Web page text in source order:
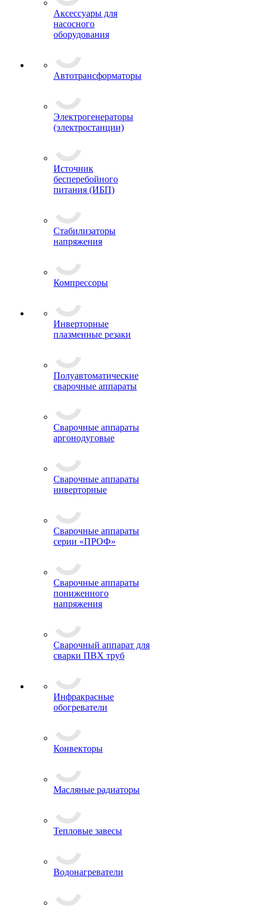
Аксессуары для
насосного
оборудования
Автотрансформаторы
Электрогенераторы
(электростанции)
Источник
бесперебойного
питания (ИБП)
Стабилизаторы
напряжения
Компрессоры
Инверторные
плазменные резаки
Полуавтоматические
сварочные аппараты
Сварочные аппараты
аргонодуговые
Сварочные аппараты
инверторные
Сварочные аппараты
серии «ПРОФ»
Сварочные аппараты
пониженного
напряжения
Сварочный аппарат для
сварки ПВХ труб
Инфракрасные
обогреватели
Конвекторы
Масляные радиаторы
Тепловые завесы
Водонагреватели